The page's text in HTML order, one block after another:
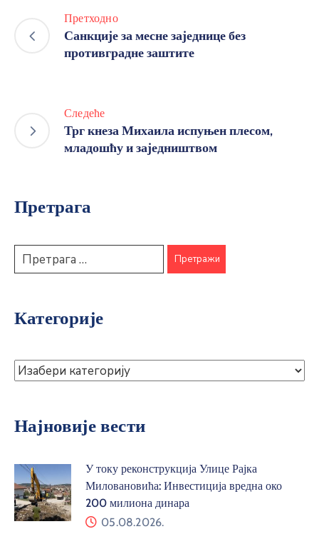
Претходно
Санкције за месне заједнице без
противградне заштите
Следеће
Трг кнеза Михаила испуњен плесом,
младошћу и заједништвом
Претрага
Категорије
Најновије вести
У току реконструкција Улице Рајка
Миловановића: Инвестиција вредна око
200 милиона динара
05.08.2026.